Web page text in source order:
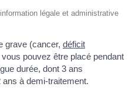
légale et administrative
grave (cancer, déficit
pouvez être placé pendant
durée, dont 3 ans
à demi-traitement.